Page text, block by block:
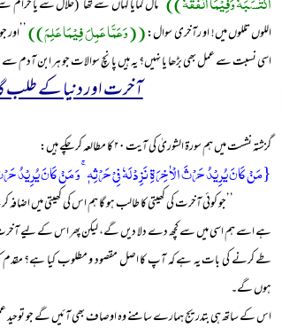
’’مال کمایا کہاں سے تھا‘ (حلال سے یا
اللوں تللوں میں! او رآخری سوال:((وَعَمَّا عَمِلَ فِیْمَا عَلِمَ))
اسی نسبت سے عمل بھی بڑھا یا نہیں؟ یہ ہیں پانچ سوالات جو ہر ابن آدم
آخرت اور دنیا کے طلب
گزشتہ نشست میں ہم سورۃ الشوریٰ کی آیت ۲۰ کا مطالعہ کر چکے ہیں:
{مَنۡ کَانَ یُرِیۡدُ حَرۡثَ الۡاٰخِرَۃِ نَزِدۡ لَہٗ فِیۡ حَرۡثِہٖ ۚ وَ مَنۡ کَانَ یُرِیۡدُ حَرۡثَ
’’جو کوئی آخرت کی کھیتی کا طالب ہو گا ہم اس کی کھیتی میں اضافہ
ہے اسے ہم اسی میں سے کچھ دے دلا دیں گے، لیکن پھر اس کے لیے آخرت
طے کرنے کی بات یہ ہے کہ آپ کا اصل مقصود و مطلوب کیا ہے؟ مقدم
ہوں گے۔
اس کے ساتھ ہی بتدریج ہمارے سامنے وہ اوصاف بھی آئیں گے جو توحید